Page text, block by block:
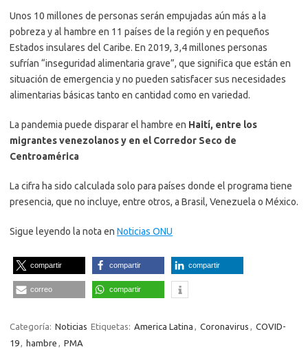
Unos 10 millones de personas serán empujadas aún más a la
pobreza y al hambre en 11 países de la región y en pequeños
Estados insulares del Caribe. En 2019, 3,4 millones personas
sufrían “inseguridad alimentaria grave”, que significa que están en
situación de emergencia y no pueden satisfacer sus necesidades
alimentarias básicas tanto en cantidad como en variedad.
La pandemia puede disparar el hambre en Haití, entre los
migrantes venezolanos y en el Corredor Seco de
Centroamérica
La cifra ha sido calculada solo para países donde el programa tiene
presencia, que no incluye, entre otros, a Brasil, Venezuela o México.
Sigue leyendo la nota en Noticias ONU
compartir compartir compartir
correo compartir
Categoría: Noticias Etiquetas: America Latina , Coronavirus , COVID-
19, hambre , PMA